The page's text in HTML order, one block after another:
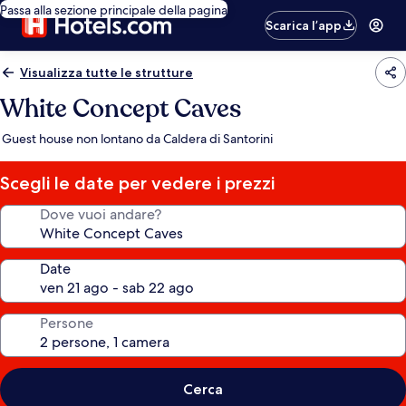
Passa alla sezione principale della pagina
Scarica l’app
Visualizza tutte le strutture
White Concept Caves
Guest house non lontano da Caldera di Santorini
Scegli le date per vedere i prezzi
Dove vuoi andare?
Date
Persone
Cerca